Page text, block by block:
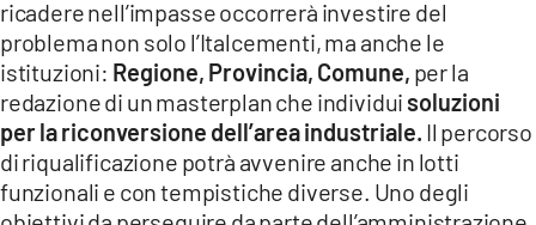
ricadere nell’impasse occorrerà investire del
problema non solo l’Italcementi, ma anche le
istituzioni: Regione, Provincia, Comune, per la
redazione di un masterplan che individui soluzioni
per la riconversione dell’area industriale. Il percorso
di riqualificazione potrà avvenire anche in lotti
funzionali e con tempistiche diverse. Uno degli